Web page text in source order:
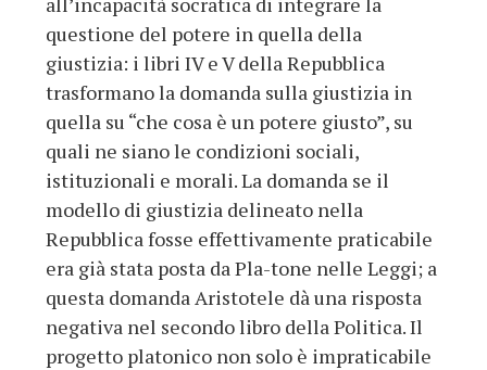
questione del potere in quella della
giustizia: i libri IV e V della Repubblica
trasformano la domanda sulla giustizia in
quella su “che cosa è un potere giusto”, su
quali ne siano le condizioni sociali,
istituzionali e morali. La domanda se il
modello di giustizia delineato nella
Repubblica fosse effettivamente praticabile
era già stata posta da Pla-tone nelle Leggi; a
questa domanda Aristotele dà una risposta
negativa nel secondo libro della Politica. Il
progetto platonico non solo è impraticabile